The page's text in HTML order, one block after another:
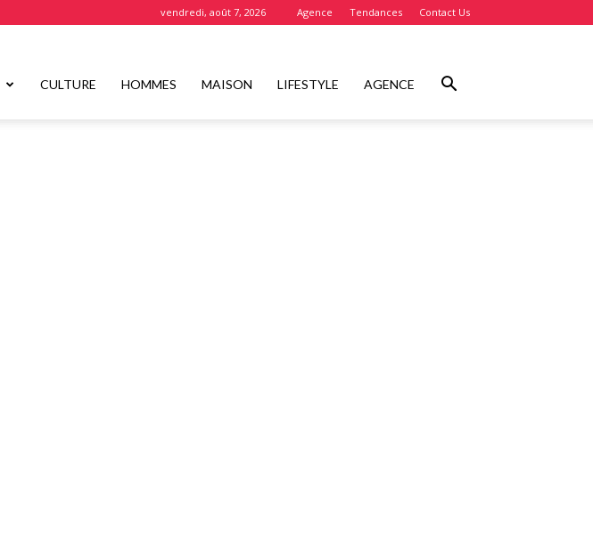
vendredi, août 7, 2026 Agence Tendances Contact Us
CULTURE HOMMES MAISON LIFESTYLE AGENCE